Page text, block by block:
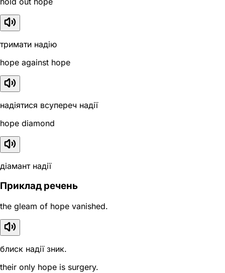
тримати надію
hope against hope
надіятися всупереч надії
hope diamond
діамант надії
Приклад речень
the gleam of hope vanished.
блиск надії зник.
their only hope is surgery.